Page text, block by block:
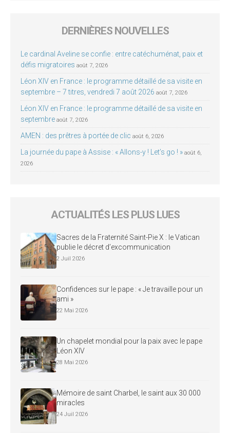
DERNIÈRES NOUVELLES
Le cardinal Aveline se confie : entre catéchuménat, paix et
défis migratoires août 7, 2026
Léon XIV en France : le programme détaillé de sa visite en
septembre – 7 titres, vendredi 7 août 2026 août 7, 2026
Léon XIV en France : le programme détaillé de sa visite en
septembre août 7, 2026
AMEN : des prêtres à portée de clic août 6, 2026
La journée du pape à Assise : « Allons-y ! Let’s go ! » août 6,
2026
ACTUALITÉS LES PLUS LUES
Sacres de la Fraternité Saint-Pie X : le Vatican
publie le décret d’excommunication
2 Juil 2026
Confidences sur le pape : « Je travaille pour un
ami »
22 Mai 2026
Un chapelet mondial pour la paix avec le pape
Léon XIV
28 Mai 2026
Mémoire de saint Charbel, le saint aux 30 000
miracles
24 Juil 2026